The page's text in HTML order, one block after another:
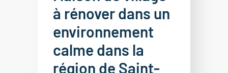
à rénover dans un
environnement
calme dans la
région de Saint-